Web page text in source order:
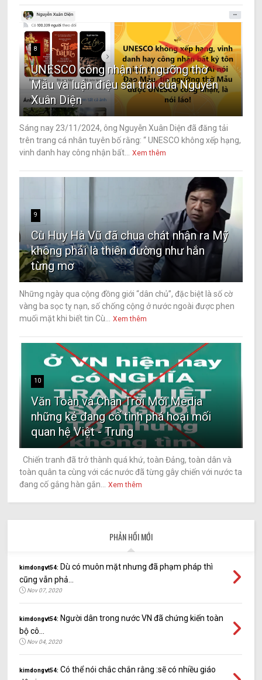
8
UNESCO công nhận tín ngưỡng thờ
Mẫu và luận điệu sai trái của Nguyễn
Xuân Diện
Sáng nay 23/11/2024, ông Nguyễn Xuân Diện đã đăng tải
trên trang cá nhân tuyên bố rằng: “ UNESCO không xếp hạng,
vinh danh hay công nhận bất...
Xem thêm
9
Cù Huy Hà Vũ đã chua chát nhận ra Mỹ
không phải là thiên đường như hắn
từng mơ
Những ngày qua cộng đồng giới “dân chủ”, đặc biệt là số cờ
vàng ba sọc tỵ nạn, số chống cộng ở nước ngoài được phen
muối mặt khi biết tin Cù...
Xem thêm
10
Văn Toàn và Chân Trời Mới Media
những kẻ đang cố tình phá hoại mối
quan hệ Việt - Trung
Chiến tranh đã trở thành quá khứ, toàn Đảng, toàn dân và
toàn quân ta cùng với các nước đã từng gây chiến với nước ta
đang cố gắng hàn gắn...
Xem thêm
PHẢN HỒI MỚI
kimdongvt54: Dù có muôn mặt nhưng đã phạm pháp thì
cũng vẫn phả...
Nov 07, 2020
kimdongvt54: Người dân trong nước VN đã chứng kiến toàn
bộ cô...
Nov 04, 2020
kimdongvt54: Có thể nói chắc chắn rằng :sẽ có nhiều giáo